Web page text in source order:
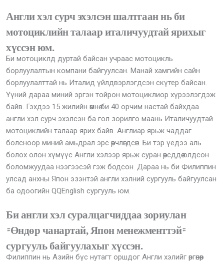
Англи хэл сурч эхэлсэн шалтгаан нь би
мотоциклийн талаар италичуудтай ярихыг
хүссэн юм.
Би мотоциклд дуртай байсан учраас мотоцикль
борлуулалтын компани байгуулсан. Манай хамгийн сайн
борлуулалттай нь Италид үйлдвэрлэгдсэн скүтер байсан.
Үүний дараа миний эргэн тойрон мотоциклиор хүрээлэгдэж
байв. Гэхдээ 15 жилийн өмнө би 40 орчим настай байхдаа
англи хэл сурч эхэлсэн ба гол зорилго маань Италичуудтай
мотоциклийн талаар ярих байв. Англиар ярьж чаддаг
болсноор миний амьдрал эрс өөрчлөгдсөн. Би тэр үедээ аль
болох олон хүмүүс Англи хэлээр ярьж суран өөрсддөө олдсон
боломжуудаа нээгээсэй гэж бодсон. Дараа нь би Филиппин
улсад анхны Япон эзэнтэй англи хэлний сургууль байгуулсан
ба одоогийн QQEnglish сургууль юм.
Би англи хэл суралцагчиддаа зориулан
"Өндөр чанартай, Япон менежменттэй"
сургууль байгуулахыг хүссэн.
Филиппин нь Азийн бүс нутагт оршдог Англи хэлийг өргөнөөр